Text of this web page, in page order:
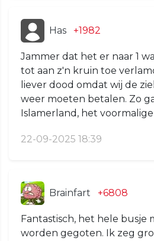
Has +1982
Jammer dat het er naar 1
tot aan z'n kruin toe
liever dood omdat wij de
weer moeten betalen. Zo
Islamerland, het
22-09-2025 18:39
Brainfart +6808
Fantastisch, het hele busje
worden gegoten. Ik zeg